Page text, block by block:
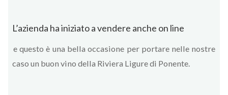
L’azienda ha iniziato a vendere anche on line
e questo è una bella occasione per portare nelle nostre
caso un buon vino della Riviera Ligure di Ponente.